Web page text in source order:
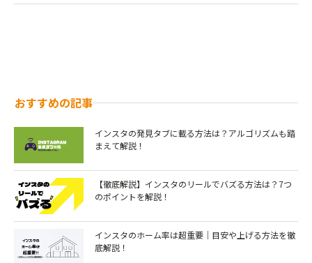
おすすめの記事
インスタの発見タブに載る方法は？アルゴリズムも踏
まえて解説！
【徹底解説】インスタのリールでバズる方法は？7つ
のポイントを解説！￼
インスタのホーム率は超重要｜目安や上げる方法を徹
底解説！